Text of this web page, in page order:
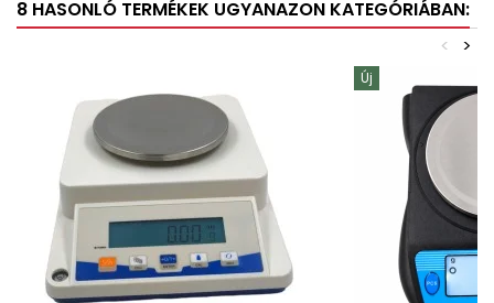
8 HASONLÓ TERMÉKEK UGYANAZON KATEGÓRIÁBAN:
>
<
Új